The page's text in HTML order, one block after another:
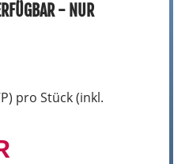
- NUR
) pro Stück (inkl.